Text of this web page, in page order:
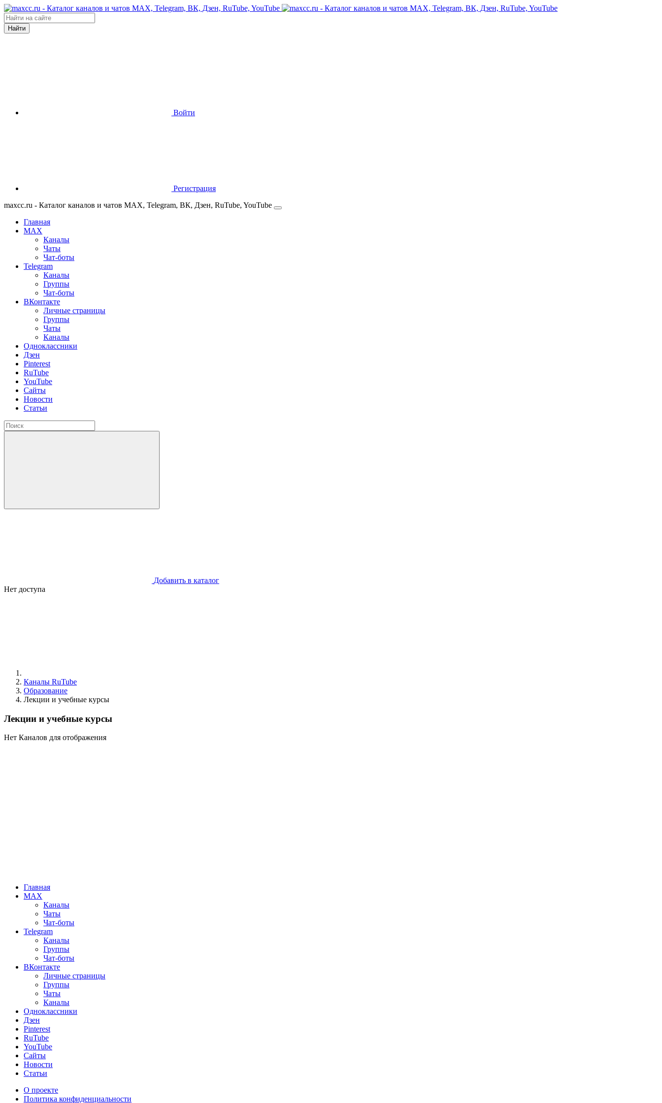
Найти
Войти
Регистрация
maxcc.ru - Каталог каналов и чатов MAX, Telegram, ВК, Дзен, RuTube, YouTube
Главная
MAX
Каналы
Чаты
Чат-боты
Telegram
Каналы
Группы
Чат-боты
ВКонтакте
Личные страницы
Группы
Чаты
Каналы
Одноклассники
Дзен
Pinterest
RuTube
YouTube
Сайты
Новости
Статьи
Добавить в каталог
Нет доступа
Каналы RuTube
Образование
Лекции и учебные курсы
Лекции и учебные курсы
Нет Каналов для отображения
Главная
MAX
Каналы
Чаты
Чат-боты
Telegram
Каналы
Группы
Чат-боты
ВКонтакте
Личные страницы
Группы
Чаты
Каналы
Одноклассники
Дзен
Pinterest
RuTube
YouTube
Сайты
Новости
Статьи
О проекте
Политика конфиденциальности